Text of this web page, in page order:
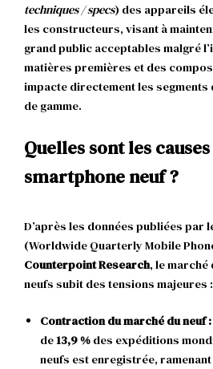
techniques / specs) des appareils
les constructeurs, visant à
grand public acceptables malgré
matières premières et des
impacte directement les segments
de gamme.
Quelles sont les
smartphone neuf ?
D’après les données publiées par
(Worldwide Quarterly Mobile
Counterpoint Research, le
neufs subit des tensions majeures :
Contraction du marché du neuf :
de13,9 % des expéditions
neufs est enregistrée, ramenant